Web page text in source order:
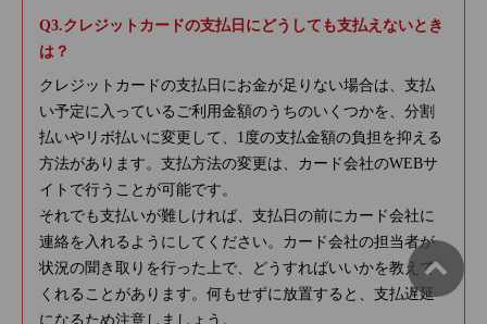
クレジットカードの支払日にどうしても支払えないとき
は？
クレジットカードの支払日にお金が足りない場合は、支払
い予定に入っているご利用金額のうちのいくつかを、分割
払いやリボ払いに変更して、1度の支払金額の負担を抑える
方法があります。支払方法の変更は、カード会社のWEBサ
イトで行うことが可能です。
それでも支払いが難しければ、支払日の前にカード会社に
連絡を入れるようにしてください。カード会社の担当者が
状況の聞き取りを行った上で、どうすればいいかを教えて
くれることがあります。何もせずに放置すると、支払遅延
になるため注意しましょう。